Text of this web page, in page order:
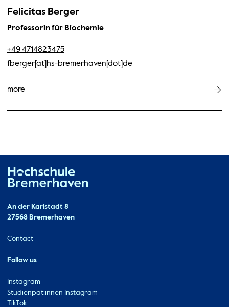
Felicitas Berger
Professorin für Biochemie
+49 4714823475
fberger[at]hs-bremerhaven[dot]de
more
Contact
An der Karlstadt 8
27568 Bremerhaven
Ressourcen
Contact
Follow us
Instagram
Studienpat:innen Instagram
TikTok